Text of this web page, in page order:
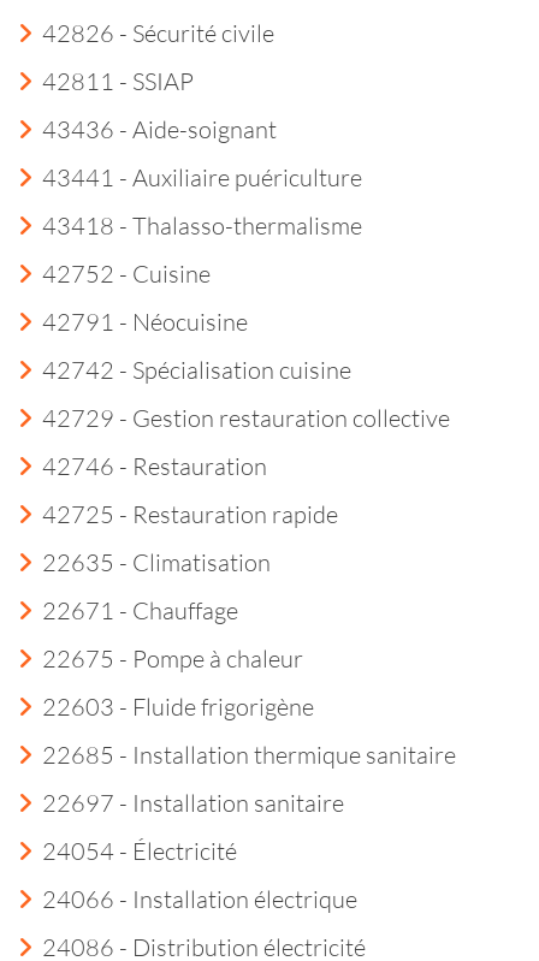
42826 - Sécurité civile
42811 - SSIAP
43436 - Aide-soignant
43441 - Auxiliaire puériculture
43418 - Thalasso-thermalisme
42752 - Cuisine
42791 - Néocuisine
42742 - Spécialisation cuisine
42729 - Gestion restauration collective
42746 - Restauration
42725 - Restauration rapide
22635 - Climatisation
22671 - Chauffage
22675 - Pompe à chaleur
22603 - Fluide frigorigène
22685 - Installation thermique sanitaire
22697 - Installation sanitaire
24054 - Électricité
24066 - Installation électrique
24086 - Distribution électricité